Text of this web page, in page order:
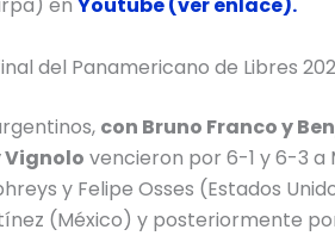
en Youtube (ver enlace).
del Panamericano de Libres
con Bruno Franco y
Vignolo vencieron por 6-1 y 6-3 a
y Felipe Osses (Estados
(México) y posteriormente